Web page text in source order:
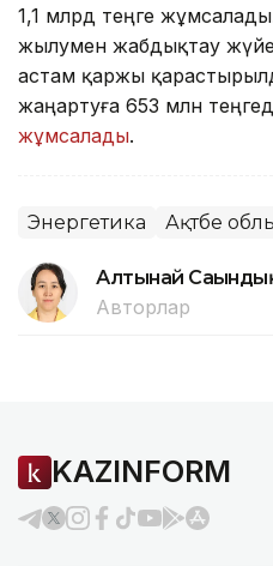
1,1 млрд теңге
жылумен жабдықтау
астам қаржы
жаңартуға 653 млн
жұмсалады.
Энергетика Ақтөбе
Алтынай
Авторлар
KAZINFORM